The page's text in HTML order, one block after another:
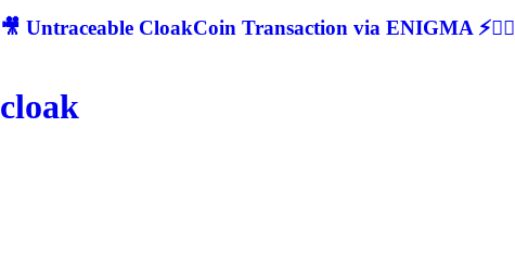
🎥 Untraceable CloakCoin Transaction via ENIGMA ⚡🕵‍♂
cloak